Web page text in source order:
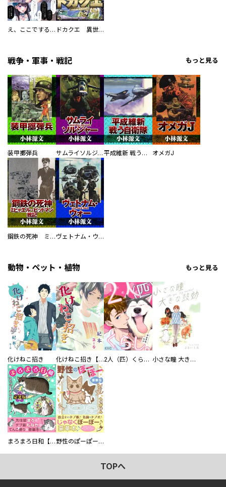
え、ここでするの？ アイドルのファンが知らない日常 ドカクエ 異世界ドカコッククエスト
戦争・軍事・戦記 もっと見る
装甲擲弾兵 サムライソルジャー SAMURAI SOLDIER 平成維新 戦う自衛隊 オメガJ
鋼鉄の死神 ミヒャエル・ビットマン戦記 ヴェトナム・ウォー VIETNAM WAR
動物・ペット・植物 もっと見る
化けねこ招き 化けねこ招き【描きおろし付合冊版】 2人（匹）くらし。 小さな瞳 大きな鼓動
まろまろ日和【豪華版】 野性のぽーぽー【豪華版】
TOPへ